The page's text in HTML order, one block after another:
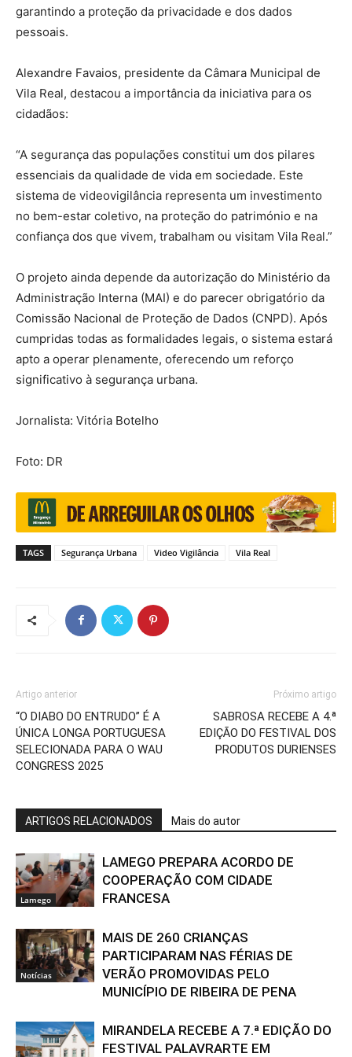
garantindo a proteção da privacidade e dos dados
pessoais.
Alexandre Favaios, presidente da Câmara Municipal de
Vila Real, destacou a importância da iniciativa para os
cidadãos:
“A segurança das populações constitui um dos pilares
essenciais da qualidade de vida em sociedade. Este
sistema de videovigilância representa um investimento
no bem-estar coletivo, na proteção do património e na
confiança dos que vivem, trabalham ou visitam Vila Real.”
O projeto ainda depende da autorização do Ministério da
Administração Interna (MAI) e do parecer obrigatório da
Comissão Nacional de Proteção de Dados (CNPD). Após
cumpridas todas as formalidades legais, o sistema estará
apto a operar plenamente, oferecendo um reforço
significativo à segurança urbana.
Jornalista: Vitória Botelho
Foto: DR
TAGS Segurança Urbana Video Vigilância Vila Real
Artigo anterior
“O DIABO DO ENTRUDO” É A
ÚNICA LONGA PORTUGUESA
SELECIONADA PARA O WAU
CONGRESS 2025
Próximo artigo
SABROSA RECEBE A 4.ª
EDIÇÃO DO FESTIVAL DOS
PRODUTOS DURIENSES
ARTIGOS RELACIONADOS Mais do autor
Lamego
LAMEGO PREPARA ACORDO DE
COOPERAÇÃO COM CIDADE
FRANCESA
Notícias
MAIS DE 260 CRIANÇAS
PARTICIPARAM NAS FÉRIAS DE
VERÃO PROMOVIDAS PELO
MUNICÍPIO DE RIBEIRA DE PENA
MIRANDELA RECEBE A 7.ª EDIÇÃO DO
FESTIVAL PALAVRARTE EM